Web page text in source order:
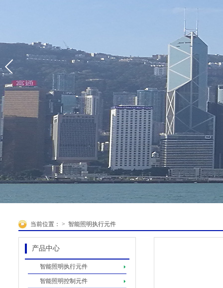
当前位置： > 智能照明执行元件
产品中心
智能照明执行元件
智能照明控制元件